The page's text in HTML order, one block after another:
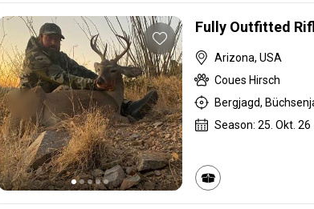
Fully Outfitted
Arizona, USA
Coues Hirsch
Bergjagd,
Season: 25. Okt. 26